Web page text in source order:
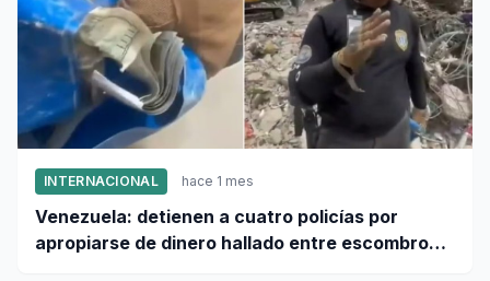
INTERNACIONAL hace 1 mes
Venezuela: detienen a cuatro policías por
apropiarse de dinero hallado entre escombros